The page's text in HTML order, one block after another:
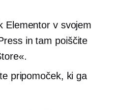
Elementor v svojem
in tam poiščite
pripomoček, ki ga